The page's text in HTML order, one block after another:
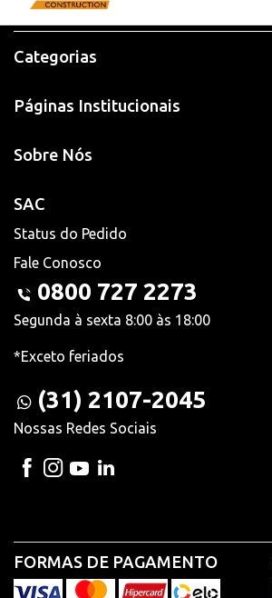
Categorias
Páginas Institucionais
Sobre Nós
SAC
Status do Pedido
Fale Conosco
0800 727 2273
Segunda à sexta 8:00 às 18:00
*Exceto feriados
(31) 2107-2045
Nossas Redes Sociais
FORMAS DE PAGAMENTO